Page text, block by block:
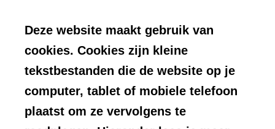
Deze website maakt gebruik van
cookies. Cookies zijn kleine
tekstbestanden die de website op je
computer, tablet of mobiele telefoon
plaatst om ze vervolgens te